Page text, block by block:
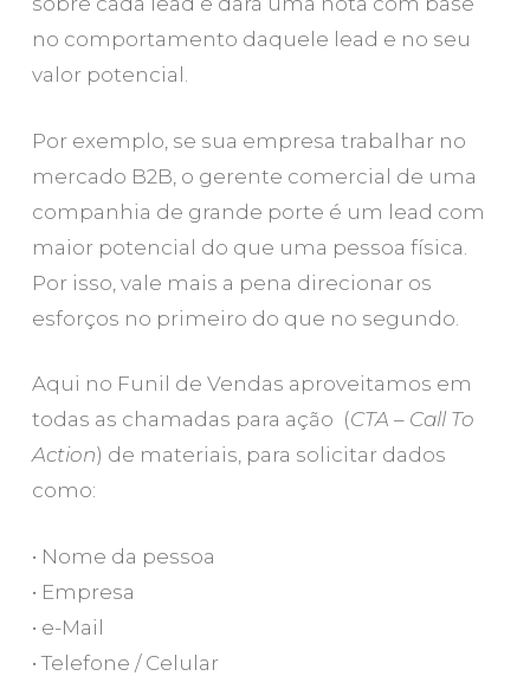
no comportamento daquele lead e no seu
valor potencial.
Por exemplo, se sua empresa trabalhar no
mercado B2B, o gerente comercial de uma
companhia de grande porte é um lead com
maior potencial do que uma pessoa física.
Por isso, vale mais a pena direcionar os
esforços no primeiro do que no segundo.
Aqui no Funil de Vendas aproveitamos em
todas as chamadas para ação (CTA – Call To
Action) de materiais, para solicitar dados
como:
• Nome da pessoa
• Empresa
• e-Mail
• Telefone / Celular